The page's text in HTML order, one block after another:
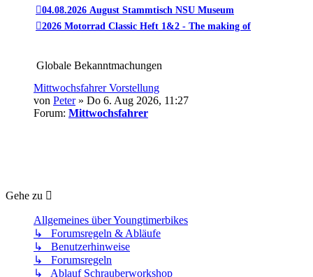
04.08.2026 August Stammtisch NSU Museum
2026 Motorrad Classic Heft 1&2 - The making of
Globale Bekanntmachungen
Mittwochsfahrer Vorstellung
von Peter» Do 6. Aug 2026, 11:27
Forum: Mittwochsfahrer
Gehe zu
Allgemeines über Youngtimerbikes
↳ Forumsregeln & Abläufe
↳ Benutzerhinweise
↳ Forumsregeln
↳ Ablauf Schrauberworkshop